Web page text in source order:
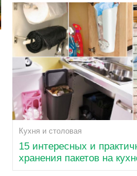
Кухня и столовая
15 интересных и
хранения пакетов на